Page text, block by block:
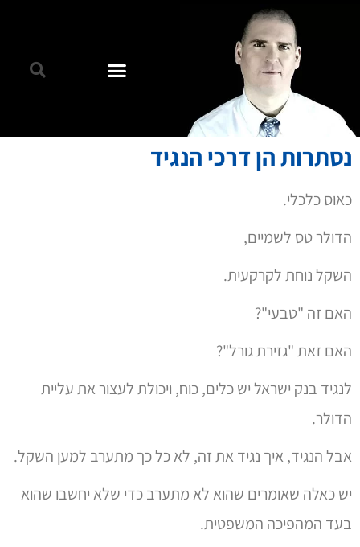
לנגיד בנק ישראל יש כלים, כוח, ויכולת לעצור את עליית
אבל הנגיד, איך נגיד את זה, לא כל כך מתערב למען השקל.
יש כאלה שאומרים שהוא לא מתערב כדי שלא יחשבו שהוא
בעד המהפיכה המשפטית.
יש כאלה שאומרים שהוא לא מתערב כדי שלא יחשבו שהוא
חשבון הבנק והכסף ש-ל-כ-ם.
הוצאה,
היבואנים יעלו מחירים,